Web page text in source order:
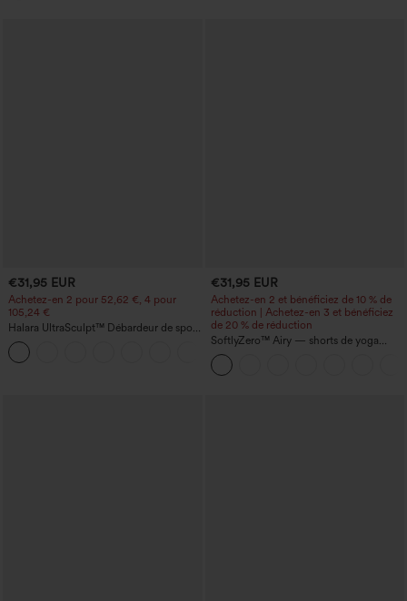
€31,95 EUR
Achetez-en 2 pour 52,62 €, 4 pour
105,24 €
Halara UltraSculpt™ Débardeur de sport
à col rond et ourlet arrondi
€31,95 EUR
Achetez-en 2 et bénéficiez de 10 % de
réduction | Achetez-en 3 et bénéficiez
de 20 % de réduction
SoftlyZero™ Airy — shorts de yoga
super taille haute 2-en-1 InstantCool
avec poches